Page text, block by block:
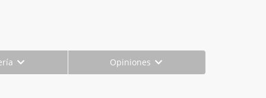
Opiniones